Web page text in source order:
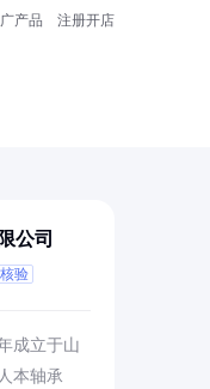
产品 注册开店
公司
验
成立于山
本轴承